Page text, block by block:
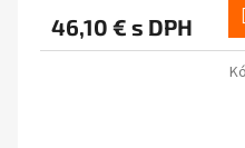
46,10 € s DPH